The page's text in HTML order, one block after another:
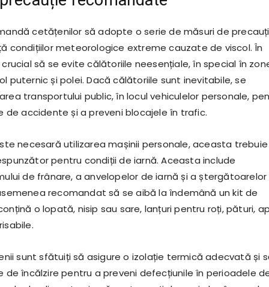
cetățenilor să adopte o serie de măsuri de
condițiilor meteorologice extreme cauzate de viscol. În
să se evite călătoriile neesențiale, în special în
puternic și polei. Dacă călătoriile sunt inevitabile, se
transportului public, în locul vehiculelor personale,
de accidente și a preveni blocajele în trafic.
necesară utilizarea mașinii personale, aceasta
pentru condiții de iarnă. Aceasta include
de frânare, a anvelopelor de iarnă și a
recomandat să se aibă la îndemână un kit de
o lopată, nisip sau sare, lanțuri pentru roți, pături,
sunt sfătuiți să asigure o izolație termică adecvată și
de încălzire pentru a preveni defecțiunile în perioadele